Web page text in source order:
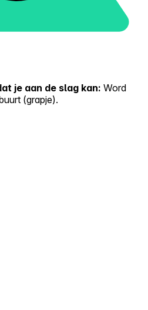
je aan de slag kan: Word
(grapje).